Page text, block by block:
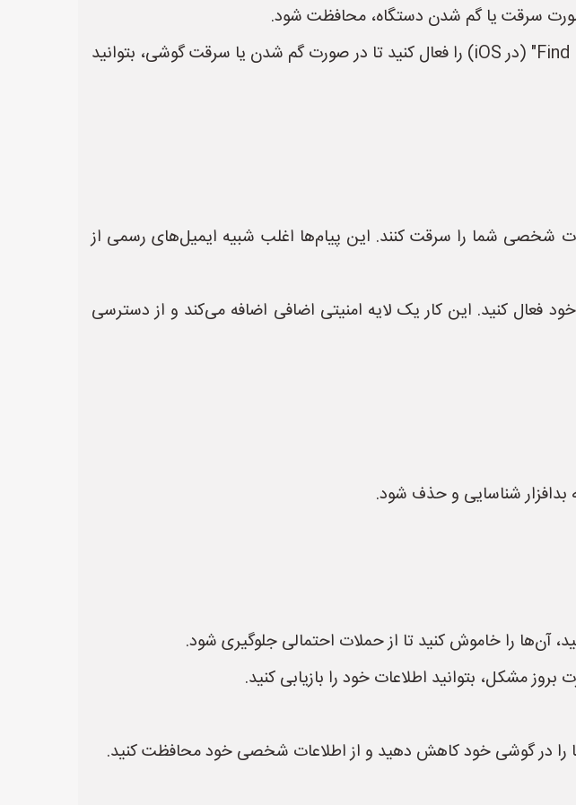
صورت سرقت یا گم شدن دستگاه، محافظت شود.
* **یافتن دستگاه من:** ویژگی "Find My Device" (در اندروید) یا "Find My iPhone" (در iOS) را فعال کنید تا در صورت گم شدن یا سرقت گوشی، بتوانید
شخصی شما را سرقت کنند. این پیام‌ها اغلب شبیه ایمیل‌های رسمی از
کنید. این کار یک لایه امنیتی اضافی اضافه می‌کند و از دسترسی
شناسایی و حذف شود.
مشکل، بتوانید اطلاعات خود را بازیابی کنید.
را در گوشی خود کاهش دهید و از اطلاعات شخصی خود محافظت کنید.